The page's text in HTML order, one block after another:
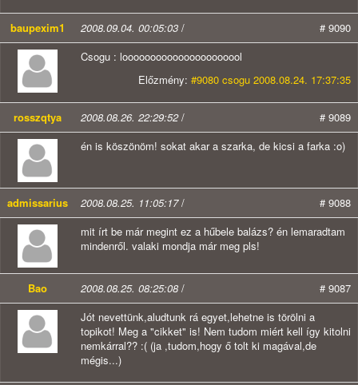
baupexim1 2008.09.04. 00:05:03 /
# 9090
Csogu : loooooooooooooooooooool
Előzmény: #9080 csogu 2008.08.24. 17:37:35
rosszqtya 2008.08.26. 22:29:52/
# 9089
én is köszönöm! sokat akar a szarka, de kicsi a farka :o)
admissarius 2008.08.25. 11:05:17/
# 9088
mit írt be már megint ez a hűbele balázs? én lemaradtam
mindenről. valaki mondja már meg pls!
Bao 2008.08.25. 08:25:08 /
# 9087
Jót nevettünk,aludtunk rá egyet,lehetne is törölni a
topikot! Meg a "cikket" is! Nem tudom miért kell így kitolni
nemkárral?? :( (ja ,tudom,hogy ő tolt ki magával,de
mégis...)